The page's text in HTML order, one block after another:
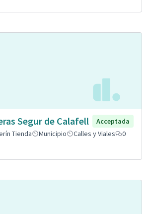
Segur de Calafell
Acceptada
Tienda
Municipio Calles y Viales
0